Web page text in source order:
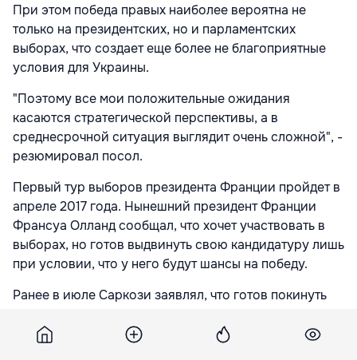
При этом победа правых наиболее вероятна не
только на президентских, но и парламентских
выборах, что создает еще более не благоприятные
условия для Украины.
"Поэтому все мои положительные ожидания
касаются стратегической перспективы, а в
среднесрочной ситуация выглядит очень сложной", -
резюмировал посол.
Первый тур выборов президента Франции пройдет в
апреле 2017 года. Нынешний президент Франции
Франсуа Олланд сообщал, что хочет участвовать в
выборах, но готов выдвинуть свою кандидатуру лишь
при условии, что у него будут шансы на победу.
Ранее в июле Саркози заявлял, что готов покинуть
выставить свою кандидатуру на пост президента